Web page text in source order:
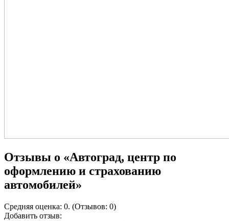
Отзывы о «Автоград, центр по
оформлению и страхованию
автомобилей»
Средняя оценка: 0. (Отзывов: 0)
Добавить отзыв: